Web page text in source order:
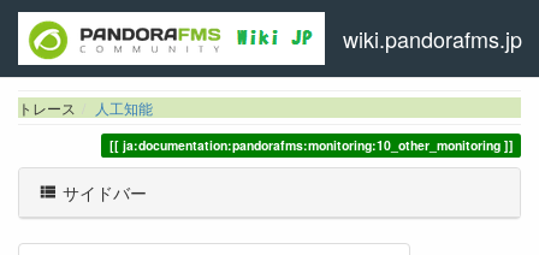
wiki.pandorafms.jp
トレース 人工知能
ja:documentation:pandorafms:monitoring:10_other_monitoring
サイドバー